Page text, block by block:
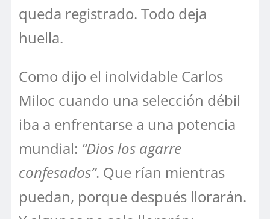
queda registrado. Todo deja
huella.
Como dijo el inolvidable Carlos
Miloc cuando una selección débil
iba a enfrentarse a una potencia
mundial: “Dios los agarre
confesados”. Que rían mientras
puedan, porque después llorarán.